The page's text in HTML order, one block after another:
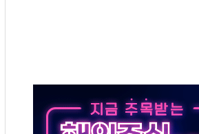
사 무마' 유병호 감사위원 구속 기소